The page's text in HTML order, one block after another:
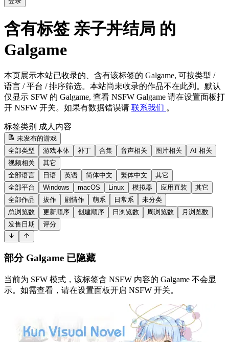
含有标签 亲子丼结局 的
Galgame
本页展示本站已收录的、含有该标签的 Galgame, 可按类型 /
语言 / 平台 / 排序筛选。本站尚未收录的作品不在此列。默认
仅显示 SFW 的 Galgame, 查看 NSFW Galgame 请在设置面板打
开 NSFW 开关。如果有数据错误请 联系我们 。
标签类别 成人内容
未发布的游戏
全部类型
游戏本体 补丁 合集 音声相关 图片相关
AI 相关
视频相关
其它
全部语言
日语 英语 简体中文 繁体中文
其它
全部平台
Windows macOS Linux 模拟器 应用直装
其它
全部作品
拔作 剧情作 萌系 日常系
未分类
总浏览数
更新顺序 创建顺序 日浏览数 周浏览数
月浏览数
发售日期
评分
部分 Galgame 已隐藏
当前为 SFW 模式，该标签含 NSFW 内容的 Galgame 不会显
示。如需查看，请在设置面板开启 NSFW 开关。